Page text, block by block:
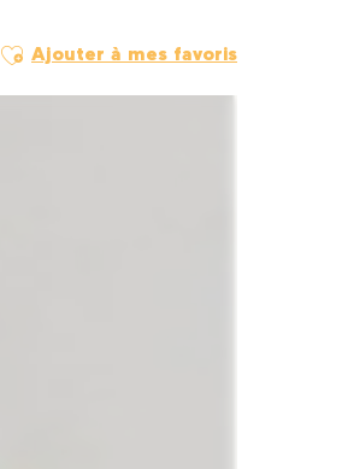
Ajouter aux favoris
Ajouter à mes favoris